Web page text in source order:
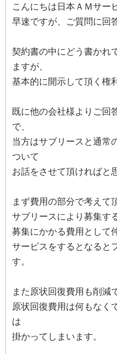
こんにちは日本ＡＭサー
早速ですが、ご質問に回
契約書の中にどう書かれ
ますが、
基本的に開示して頂く権
既に他の会社様よりご回
で、
当方はサブリースと通常
ついて
お話をさせて頂ければと
まず費用の部分で考えて
サブリースにより募集す
募集にかかる費用として
サービスをするとなると
す。
また原状回復費用も削減
原状回復費用は何もなく
は
掛かってしまいます。